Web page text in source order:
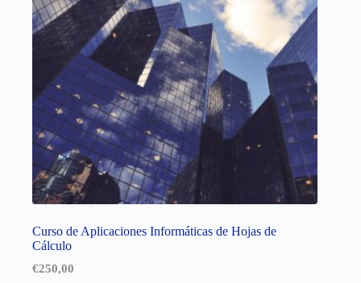
Curso de Aplicaciones Informáticas de Hojas de
Cálculo
€250,00